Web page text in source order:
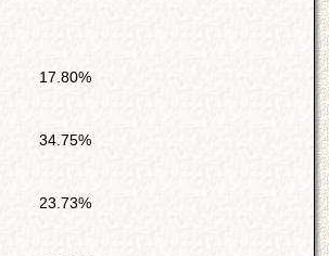
17.80%
34.75%
23.73%